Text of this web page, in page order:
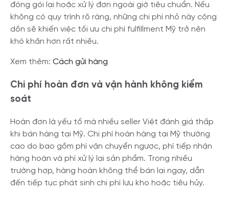
đóng gói lại hoặc xử lý đơn ngoài giờ tiêu chuẩn. Nếu
không có quy trình rõ ràng, những chi phí nhỏ này cộng
dồn sẽ khiến việc tối ưu chi phí fulfillment Mỹ trở nên
khó khăn hơn rất nhiều.
Xem thêm: Cách gửi hàng
Chi phí hoàn đơn và vận hành không kiểm
soát
Hoàn đơn là yếu tố mà nhiều seller Việt đánh giá thấp
khi bán hàng tại Mỹ. Chi phí hoàn hàng tại Mỹ thường
cao do bao gồm phí vận chuyển ngược, phí tiếp nhận
hàng hoàn và phí xử lý lại sản phẩm. Trong nhiều
trường hợp, hàng hoàn không thể bán lại ngay, dẫn
đến tiếp tục phát sinh chi phí lưu kho hoặc tiêu hủy.